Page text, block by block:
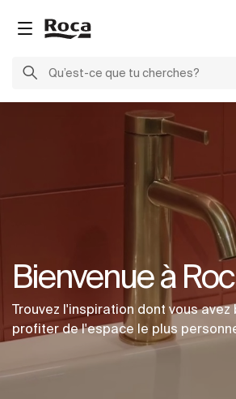
Bienvenue à
Trouvez l'inspiration dont vous avez
profiter de l'espace le plus